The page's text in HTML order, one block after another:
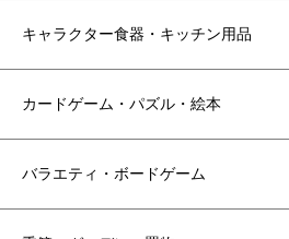
キャラクター食器・キッチン用品
カードゲーム・パズル・絵本
バラエティ・ボードゲーム